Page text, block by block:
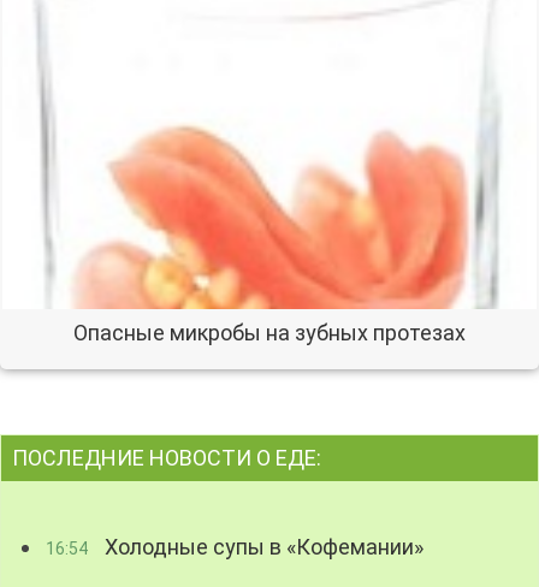
Опасные микробы на зубных протезах
ПОСЛЕДНИЕ НОВОСТИ О ЕДЕ:
16:54 Холодные супы в «Кофемании»